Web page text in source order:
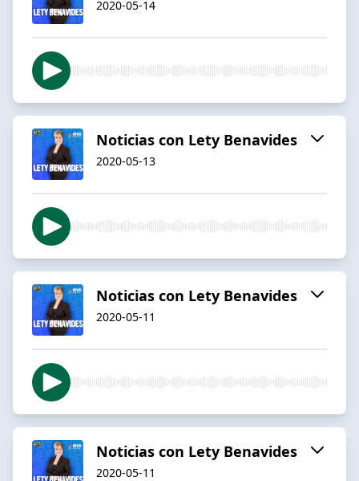
2020-05-14
Noticias con Lety Benavides
2020-05-13
Noticias con Lety Benavides
2020-05-11
Noticias con Lety Benavides
2020-05-11